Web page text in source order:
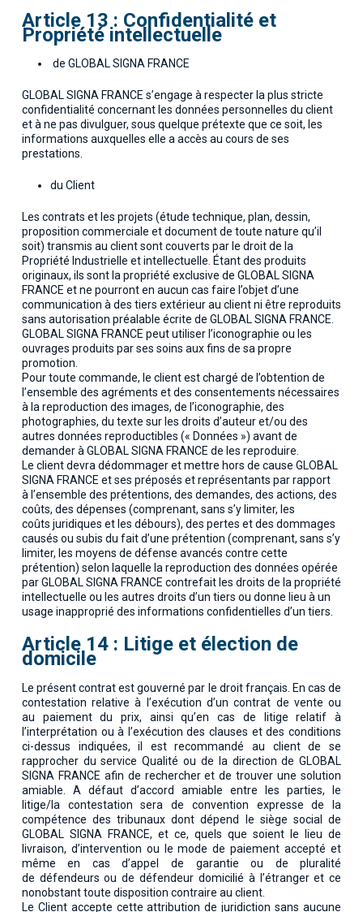
Article 13 : Confidentialité et
Propriété intellectuelle
de GLOBAL SIGNA FRANCE
GLOBAL SIGNA FRANCE s’engage à respecter la plus stricte
confidentialité concernant les données personnelles du client
et à ne pas divulguer, sous quelque prétexte que ce soit, les
informations auxquelles elle a accès au cours de ses
prestations.
du Client
Les contrats et les projets (étude technique, plan, dessin,
proposition commerciale et document de toute nature qu’il
soit) transmis au client sont couverts par le droit de la
Propriété Industrielle et intellectuelle. Étant des produits
originaux, ils sont la propriété exclusive de GLOBAL SIGNA
FRANCE et ne pourront en aucun cas faire l’objet d’une
communication à des tiers extérieur au client ni être reproduits
sans autorisation préalable écrite de GLOBAL SIGNA FRANCE.
GLOBAL SIGNA FRANCE peut utiliser l’iconographie ou les
ouvrages produits par ses soins aux fins de sa propre
promotion.
Pour toute commande, le client est chargé de l’obtention de
l’ensemble des agréments et des consentements nécessaires
à la reproduction des images, de l’iconographie, des
photographies, du texte sur les droits d’auteur et/ou des
autres données reproductibles (« Données ») avant de
demander à GLOBAL SIGNA FRANCE de les reproduire.
Le client devra dédommager et mettre hors de cause GLOBAL
SIGNA FRANCE et ses préposés et représentants par rapport
à l’ensemble des prétentions, des demandes, des actions, des
coûts, des dépenses (comprenant, sans s’y limiter, les
coûts juridiques et les débours), des pertes et des dommages
causés ou subis du fait d’une prétention (comprenant, sans s’y
limiter, les moyens de défense avancés contre cette
prétention) selon laquelle la reproduction des données opérée
par GLOBAL SIGNA FRANCE contrefait les droits de la propriété
intellectuelle ou les autres droits d’un tiers ou donne lieu à un
usage inapproprié des informations confidentielles d’un tiers.
Article 14 : Litige et élection de
domicile
Le présent contrat est gouverné par le droit français. En cas de
contestation relative à l’exécution d’un contrat de vente ou
au paiement du prix, ainsi qu’en cas de litige relatif à
l’interprétation ou à l’exécution des clauses et des conditions
ci-dessus indiquées, il est recommandé au client de se
rapprocher du service Qualité ou de la direction de GLOBAL
SIGNA FRANCE afin de rechercher et de trouver une solution
amiable. A défaut d’accord amiable entre les parties, le
litige/la contestation sera de convention expresse de la
compétence des tribunaux dont dépend le siège social de
GLOBAL SIGNA FRANCE, et ce, quels que soient le lieu de
livraison, d’intervention ou le mode de paiement accepté et
même en cas d’appel de garantie ou de pluralité
de défendeurs ou de défendeur domicilié à l’étranger et ce
nonobstant toute disposition contraire au client.
Le Client accepte cette attribution de juridiction sans aucune